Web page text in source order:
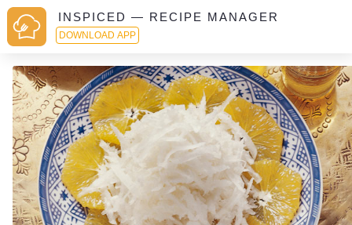
INSPICED — RECIPE MANAGER
DOWNLOAD APP